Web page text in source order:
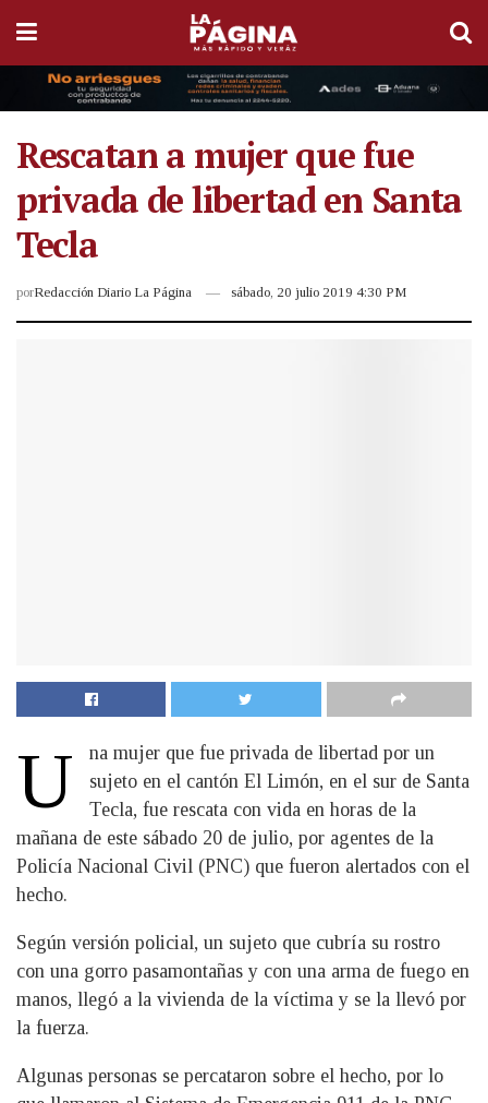
Rescatan a mujer que fue
privada de libertad en Santa
Tecla
porRedacción Diario La Página sábado, 20 julio 2019 4:30 PM
U
na mujer que fue privada de libertad por un
sujeto en el cantón El Limón, en el sur de Santa
Tecla, fue rescata con vida en horas de la
mañana de este sábado 20 de julio, por agentes de la
Policía Nacional Civil (PNC) que fueron alertados con el
hecho.
Según versión policial, un sujeto que cubría su rostro
con una gorro pasamontañas y con una arma de fuego en
manos, llegó a la vivienda de la víctima y se la llevó por
la fuerza.
Algunas personas se percataron sobre el hecho, por lo